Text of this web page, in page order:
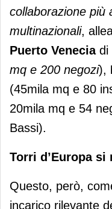
collaborazione più
multinazionali,
Puerto Veneciadi
mq e 200 negozi),
(45mila mq e 80
20mila mq e 54
Bassi).
Torri d’Europa si
Questo, però,
incarico rilevante